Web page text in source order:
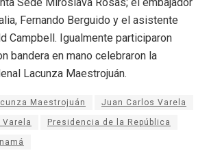
Fernando Berguido y el asistente
Campbell. Igualmente participaron
bandera en mano celebraron la
Lacunza Maestrojuán.
Maestrojuán Juan Carlos Varela
Presidencia de la República